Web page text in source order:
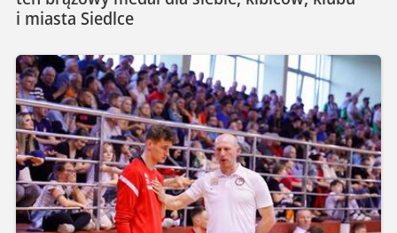
i miasta Siedlce